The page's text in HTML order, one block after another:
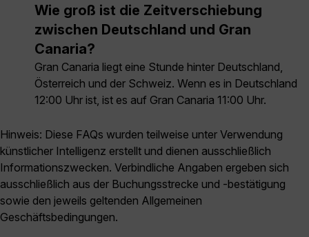
Wie groß ist die Zeitverschiebung
zwischen Deutschland und Gran
Canaria?
Gran Canaria liegt eine Stunde hinter Deutschland,
Österreich und der Schweiz. Wenn es in Deutschland
12:00 Uhr ist, ist es auf Gran Canaria 11:00 Uhr.
Hinweis: Diese FAQs wurden teilweise unter Verwendung
künstlicher Intelligenz erstellt und dienen ausschließlich
Informationszwecken. Verbindliche Angaben ergeben sich
ausschließlich aus der Buchungsstrecke und -bestätigung
sowie den jeweils geltenden Allgemeinen
Geschäftsbedingungen.